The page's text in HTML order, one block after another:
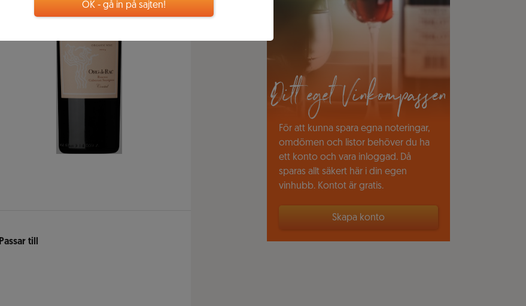
Passar till
Ditt eget Vinkompassen
För att kunna spara egna noteringar,
omdömen och listor behöver du ha
ett konto och vara inloggad. Då
sparas allt säkert här i din egen
vinhubb. Kontot är gratis.
Skapa konto
OK - gå in på sajten!